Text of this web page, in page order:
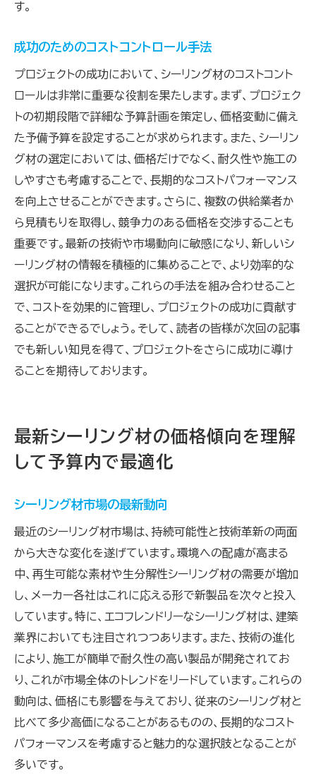
す。
成功のためのコストコントロール手法
プロジェクトの成功において、シーリング材のコストコント
ロールは非常に重要な役割を果たします。まず、プロジェク
トの初期段階で詳細な予算計画を策定し、価格変動に備え
た予備予算を設定することが求められます。また、シーリン
グ材の選定においては、価格だけでなく、耐久性や施工の
しやすさも考慮することで、長期的なコストパフォーマンス
を向上させることができます。さらに、複数の供給業者か
ら見積もりを取得し、競争力のある価格を交渉することも
重要です。最新の技術や市場動向に敏感になり、新しいシ
ーリング材の情報を積極的に集めることで、より効率的な
選択が可能になります。これらの手法を組み合わせること
で、コストを効果的に管理し、プロジェクトの成功に貢献す
ることができるでしょう。そして、読者の皆様が次回の記事
でも新しい知見を得て、プロジェクトをさらに成功に導け
ることを期待しております。
最新シーリング材の価格傾向を理解
して予算内で最適化
シーリング材市場の最新動向
最近のシーリング材市場は、持続可能性と技術革新の両面
から大きな変化を遂げています。環境への配慮が高まる
中、再生可能な素材や生分解性シーリング材の需要が増加
し、メーカー各社はこれに応える形で新製品を次々と投入
しています。特に、エコフレンドリーなシーリング材は、建築
業界においても注目されつつあります。また、技術の進化
により、施工が簡単で耐久性の高い製品が開発されてお
り、これが市場全体のトレンドをリードしています。これらの
動向は、価格にも影響を与えており、従来のシーリング材と
比べて多少高価になることがあるものの、長期的なコスト
パフォーマンスを考慮すると魅力的な選択肢となることが
多いです。